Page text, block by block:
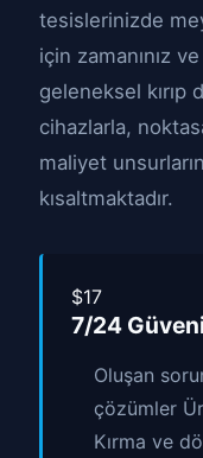
tesislerinizde
için zamanınız
geleneksel kırıp
cihazlarla,
maliyet
kısaltmaktadır.
$17
7/24
Oluşan
çözümler
Kırma ve